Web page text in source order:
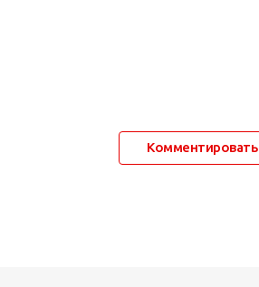
Комментировать